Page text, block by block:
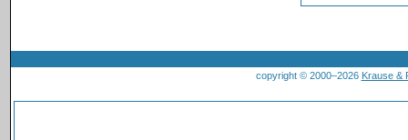
copyright © 2000–2026 Krause &